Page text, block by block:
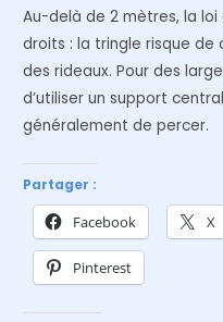
Au-delà de 2 mètres, la
droits : la tringle risque de
des rideaux. Pour des
d’utiliser un support
généralement de percer.
Partager :
Facebook X
Pinterest